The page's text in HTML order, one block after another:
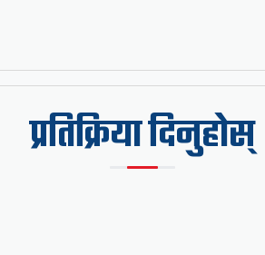
प्रतिक्रिया दिनुहोस्